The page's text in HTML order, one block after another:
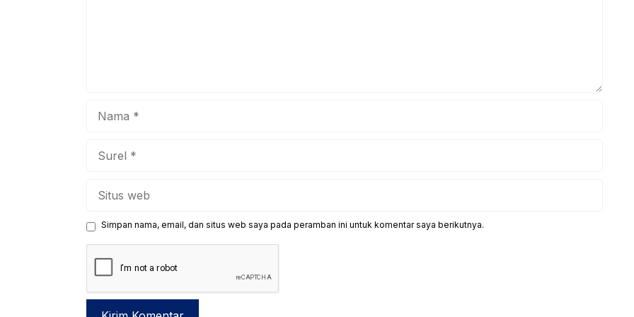
web
Simpan nama, email, dan situs web saya pada peramban ini untuk komentar saya berikutnya.